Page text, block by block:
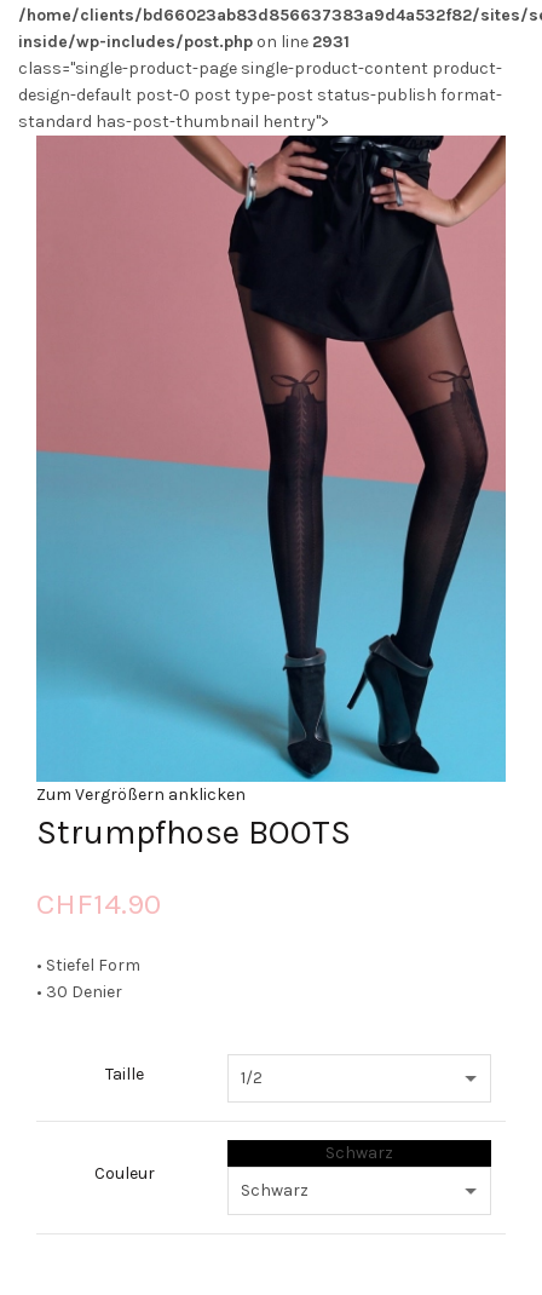
/home/clients/bd66023ab83d856637383a9d4a532f82/sites/
inside/wp-includes/post.php on line 2931
class="single-product-page single-product-content product-
design-default post-0 post type-post status-publish format-
standard has-post-thumbnail hentry">
Zum Vergrößern anklicken
Strumpfhose BOOTS
CHF14.90
• Stiefel Form
• 30 Denier
Taille
Couleur
Schwarz